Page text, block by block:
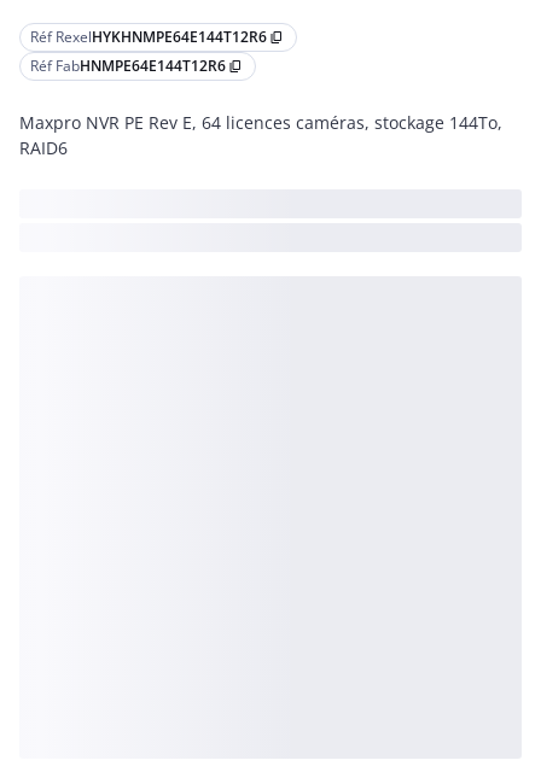
Réf RexelHYKHNMPE64E144T12R6 content_copy
Réf FabHNMPE64E144T12R6 content_copy
Maxpro NVR PE Rev E, 64 licences caméras, stockage 144To,
RAID6